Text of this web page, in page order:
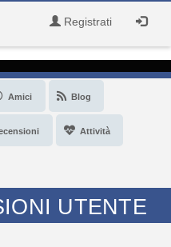
Registrati
Amici Blog
Attività
UTENTE